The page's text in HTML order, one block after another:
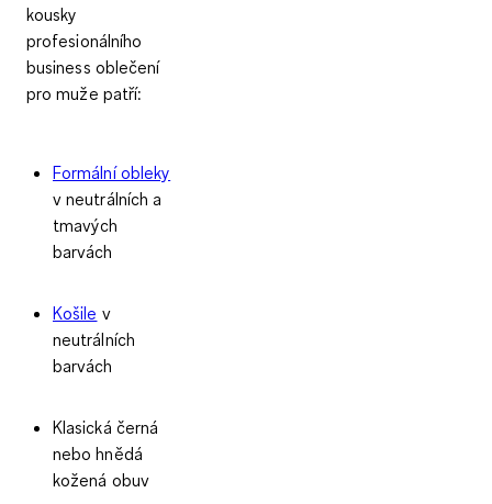
kousky
profesionálního
business oblečení
pro muže patří:
Formální obleky
v neutrálních a
tmavých
barvách
Košile v
neutrálních
barvách
Klasická černá
nebo hnědá
kožená obuv